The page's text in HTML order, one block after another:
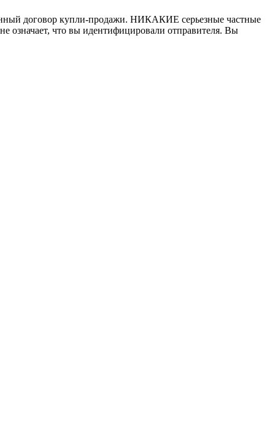
договор купли-продажи. НИКАКИЕ серьезные частные
означает, что вы идентифицировали отправителя. Вы